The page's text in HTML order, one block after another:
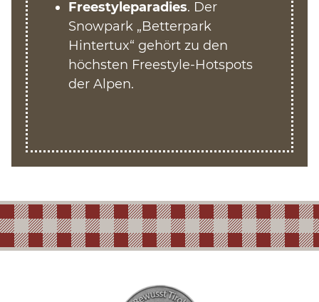
Freestyleparadies. Der
Snowpark „Betterpark
Hintertux“ gehört zu den
höchsten Freestyle-Hotspots
der Alpen.